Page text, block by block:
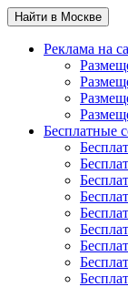
Найти в Москве
Реклама на
Бесплатные